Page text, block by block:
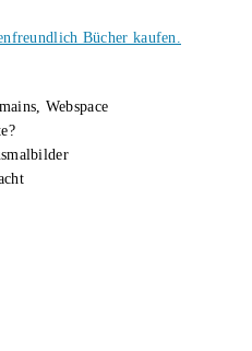
Webspace